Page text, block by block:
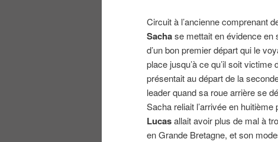
Circuit à l’ancienne comprenant
Sachase mettait en évidence en
d’un bon premier départ qui le
place jusqu’à ce qu’il soit
présentait au départ de la
leader quand sa roue arrière se
Sacha reliait l’arrivée en
Lucasallait avoir plus de mal à
en Grande Bretagne, et son